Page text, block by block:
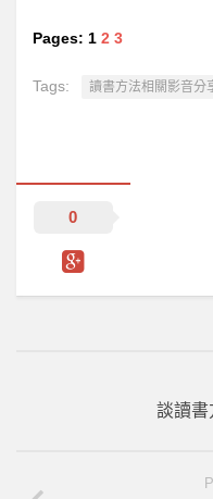
Pages: 1 2 3
Tags: 讀書方法相關影音分
0
談讀書